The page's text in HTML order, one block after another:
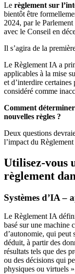
Le règlement sur
bientôt être
2024, par le Parlement
avec le Conseil en
Il s’agira de la
Le Règlement IA a
applicables à la mise
et d’interdire
considéré comme
Comment
nouvelles règles ?
Deux questions
l’impact du
Utilisez-vous
règlement
Systèmes d’IA –
Le Règlement IA
basé sur une machine
d’autonomie, qui peut
déduit, à partir des
résultats tels que des
ou des décisions qui
physiques ou virtuels